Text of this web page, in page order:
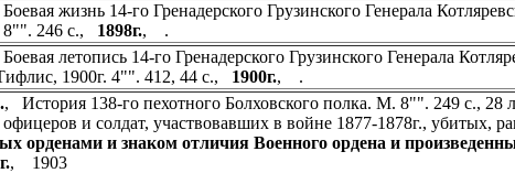
жизнь 14-го Гренадерского Грузинского Генерала
8"". 246 с., 1898г., .
летопись 14-го Гренадерского Грузинского Генерала
1900г. 4"". 412, 44 с., 1900г., .
, История 138-го пехотного Болховского полка. М. 8"". 249 с., 28
и солдат, участвовавших в войне 1877-1878г., убитых,
орденами и знаком отличия Военного ордена и
, 1903